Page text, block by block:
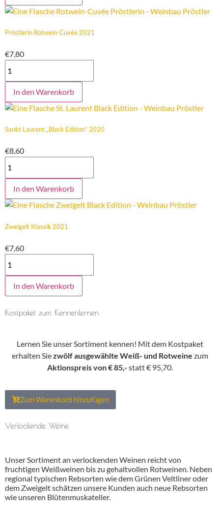
Pröstlerin Rotwein-Cuvée 2021
€7,80
In den Warenkorb
Sankt Laurent „Black Edition“ 2020
€8,60
In den Warenkorb
Zweigelt Klassik 2021
€7,60
In den Warenkorb
Kostpaket zum Kennenlernen
Lernen Sie unser Sortiment kennen! Mit dem Kostpaket
erhalten Siezwölf ausgewählte Weiß- und Rotweine zum
Aktionspreis von € 85,- statt € 95,70.
Zum Warenkorb hinzufügen
Verlockende Weine
Unser Sortiment an verlockenden Weinen reicht von
fruchtigen Weißweinen bis zu gehaltvollen Rotweinen. Neben
regional typischen Rebsorten wie dem Grünen Veltliner oder
dem Zweigelt schätzen unsere Kunden auch neue Rebsorten
wie unseren Blütenmuskateller.